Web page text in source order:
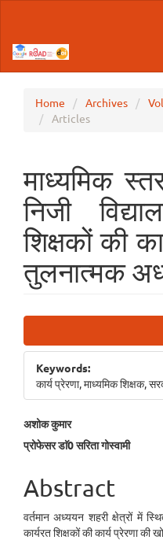
Content
Sidebar
Home Archives
Articles
माध्यमिक
निजी
शिक्षकों की
तुलनात्मक
Sidebar
Keywords:
कार्य प्रेरणा, माध्यमिक शिक्षक,
Main
Article
Content
अशोक कुमार
प्रोफेसर डाॅ0 सरिता गोस्वामी
Abstract
वर्तमान अध्ययन शहरी क्षेत्रों में
कार्यरत शिक्षकों की कार्य प्रेरणा